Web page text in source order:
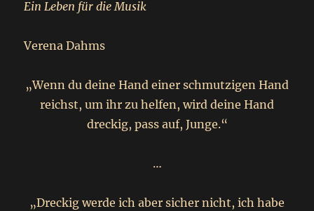
Ein Leben für die Musik
Verena Dahms
„Wenn du deine Hand einer schmutzigen Hand
reichst, um ihr zu helfen, wird deine Hand
dreckig, pass auf, Junge.“
…
„Dreckig werde ich aber sicher nicht, ich habe